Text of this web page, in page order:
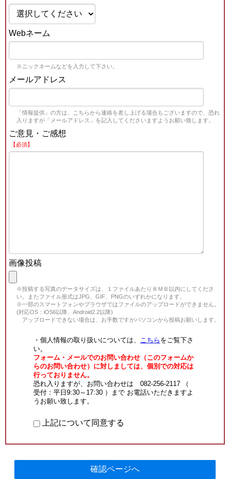
Webネーム
※ニックネームなどを入力して下さい。
メールアドレス
「情報提供」の方は、こちらから連絡を差し上げる場合もございますので、恐れ
入りますが「メールアドレス」を記入してくださいますようお願い致します。
ご意見・ご感想
【必須】
画像投稿
※投稿する写真のデータサイズは、１ファイルあたり８ＭＢ以内にしてくださ
い。またファイル形式はJPG、GIF、PNGのいずれかになります。
※一部のスマートフォンやブラウザではファイルのアップロードができません。
(対応OS：iOS6以降、Android2.2以降)
アップロードできない場合は、お手数ですがパソコンから投稿お願いします。
・個人情報の取り扱いについては、 こちら をご覧下さ
い。
フォーム・メールでのお問い合わせ（このフォームか
らのお問い合わせ）に対しましては、個別での対応は
行っておりません。
恐れ入りますが、お問い合わせは 082-256-2117 （
受付：平日9:30～17:30 ）まで お電話いただきますよ
うお願い致します。
上記について同意する
確認ページへ